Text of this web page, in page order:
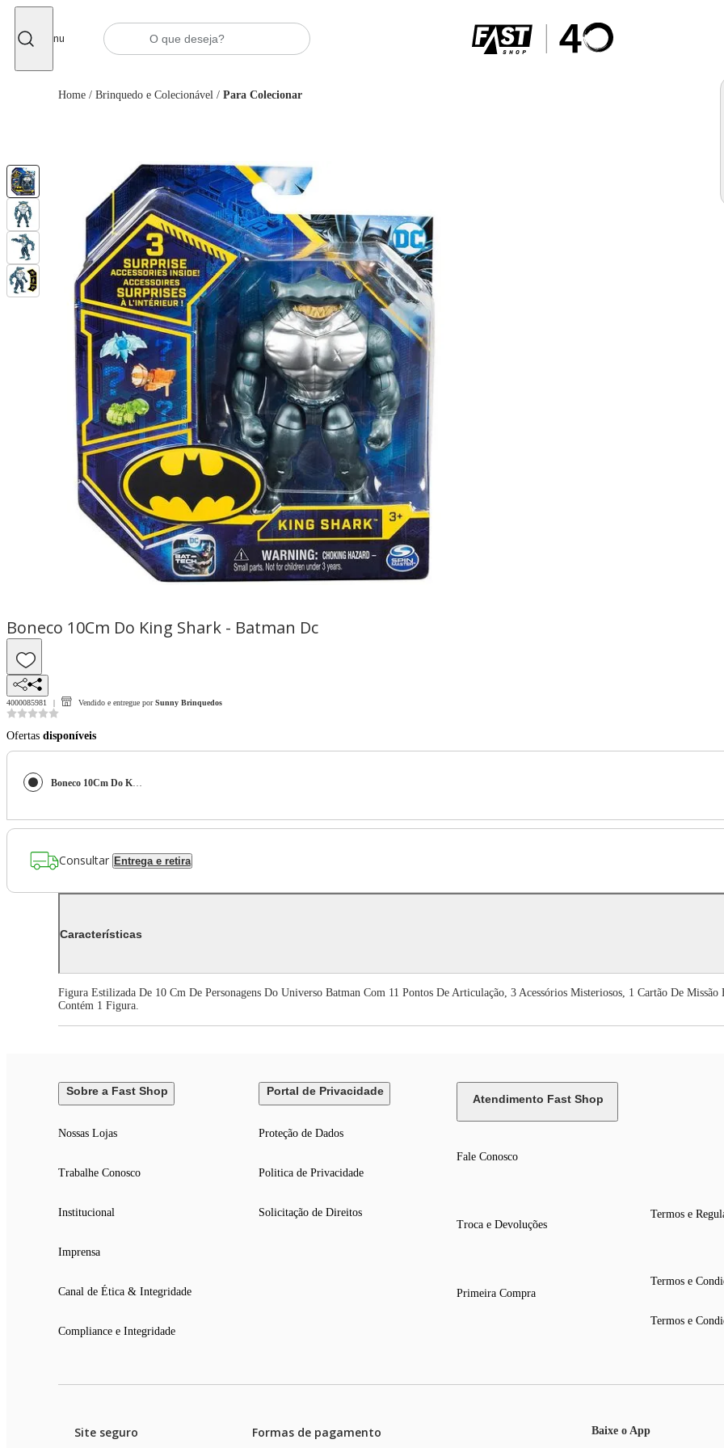
Menu
Home / Brinquedo e Colecionável / Para Colecionar
Boneco 10Cm Do King Shark - Batman Dc
4000085981 Vendido e entregue por Sunny Brinquedos
Ofertas disponíveis
Boneco 10Cm Do King Shark - Batman Dc
Consultar Entrega e retira
Características
Figura Estilizada De 10 Cm De Personagens Do Universo Batman Com 11 Pontos De Articulação, 3 Acessórios Misteriosos, 1 Cartão De
Contém 1 Figura.
Sobre a Fast Shop
Nossas Lojas
Trabalhe Conosco
Institucional
Imprensa
Canal de Ética & Integridade
Compliance e Integridade
Portal de Privacidade
Proteção de Dados
Politica de Privacidade
Solicitação de Direitos
Atendimento Fast Shop
Fale Conosco
Troca e Devoluções
Primeira Compra
Termos e
Termos e
Termos e
Site seguro Formas de pagamento Baixe o App